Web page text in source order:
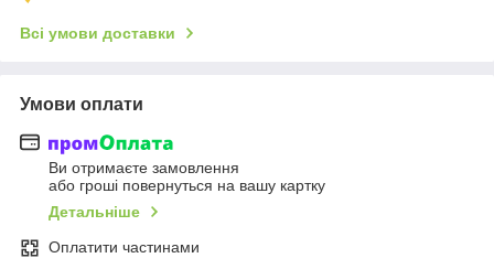
Всі умови доставки
Умови оплати
Ви отримаєте замовлення
або гроші повернуться на вашу картку
Детальніше
Оплатити частинами